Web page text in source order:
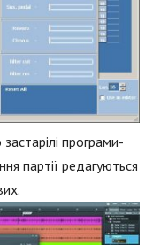
програми-
партії редагуються